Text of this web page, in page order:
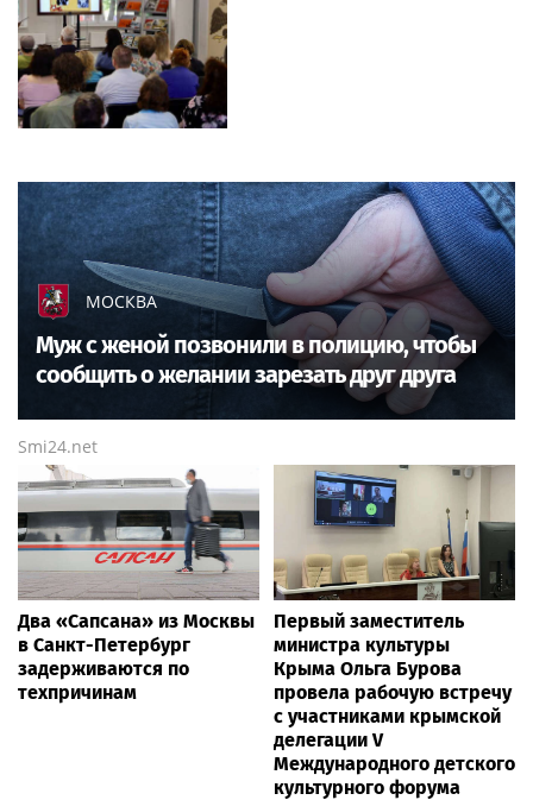
МОСКВА
Муж с женой позвонили в полицию, чтобы
сообщить о желании зарезать друг друга
Smi24.net
Два «Сапсана» из Москвы
в Санкт-Петербург
задерживаются по
техпричинам
Первый заместитель
министра культуры
Крыма Ольга Бурова
провела рабочую встречу
с участниками крымской
делегации V
Международного детского
культурного форума